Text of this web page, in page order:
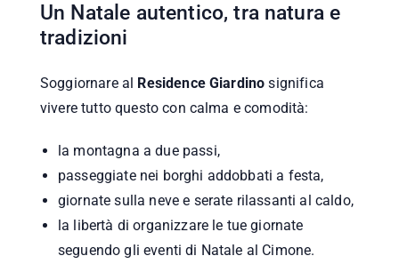
Un Natale autentico, tra natura e
tradizioni
Soggiornare al Residence Giardino significa
vivere tutto questo con calma e comodità:
la montagna a due passi,
passeggiate nei borghi addobbati a festa,
giornate sulla neve e serate rilassanti al caldo,
la libertà di organizzare le tue giornate
seguendo gli eventi di Natale al Cimone.